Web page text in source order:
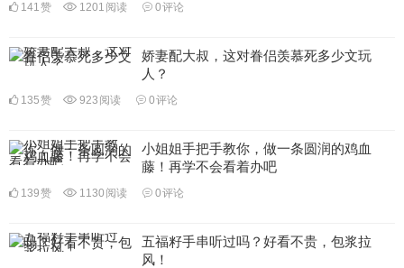
141赞 1201 阅读 0评论
娇妻配大叔，这对眷侣羡慕死多少文玩
人？
135赞 923 阅读 0评论
小姐姐手把手教你，做一条圆润的鸡血
藤！再学不会看着办吧
139赞 1130 阅读 0评论
五福籽手串听过吗？好看不贵，包浆拉
风！